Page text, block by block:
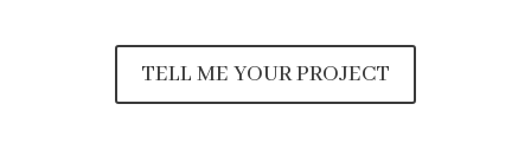
TELL ME YOUR PROJECT